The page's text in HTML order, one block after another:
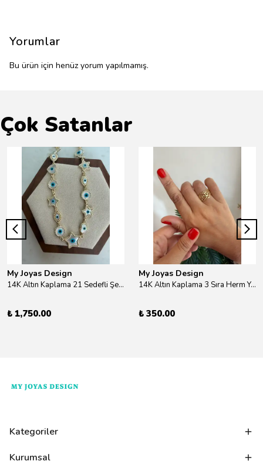
Yorumlar
Bu ürün için henüz yorum yapılmamış.
Çok Satanlar
My Joyas Design
14K Altın Kaplama 21 Sedefli Şekiller Kolye 46cm
₺ 1,750.00
My Joyas Design
14K Altın Kaplama 3 Sıra Herm Yüzük Gold
₺ 350.00
Kategoriler
Kurumsal